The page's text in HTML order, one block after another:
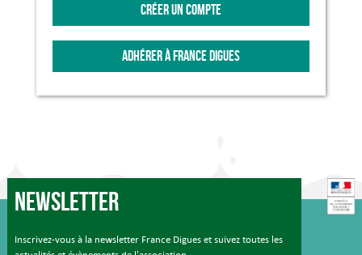
CRÉER UN COMPTE
ADHÉRER À FRANCE DIGUES
Newsletter
Inscrivez-vous à la newsletter France Digues et suivez toutes les